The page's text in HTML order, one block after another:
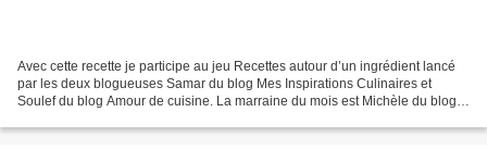
Avec cette recette je participe au jeu Recettes autour d’un ingrédient lancé
par les deux blogueuses Samar du blog Mes Inspirations Culinaires et
Soulef du blog Amour de cuisine. La marraine du mois est Michèle du blog